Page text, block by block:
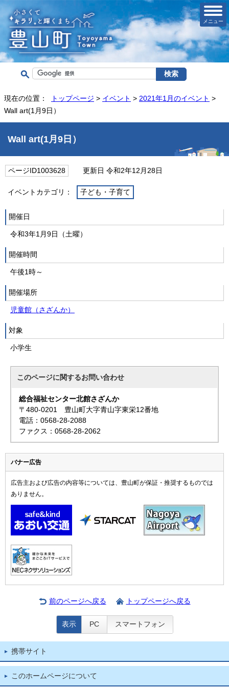
メニュー
現在の位置： トップページ > イベント > 2021年1月のイベント >
Wall art(1月9日）
Wall art(1月9日）
ページID1003628 更新日 令和2年12月28日
イベントカテゴリ： 子ども・子育て
開催日
令和3年1月9日（土曜）
開催時間
午後1時～
開催場所
児童館（さざんか）
対象
小学生
このページに関するお問い合わせ
総合福祉センター北館さざんか
〒480-0201 豊山町大字青山字東栄12番地
電話：0568-28-2088
ファクス：0568-28-2062
バナー広告
広告主および広告の内容等については、豊山町が保証・推奨するものでは
ありません。
前のページへ戻る トップページへ戻る
表示 PC スマートフォン
携帯サイト
このホームページについて